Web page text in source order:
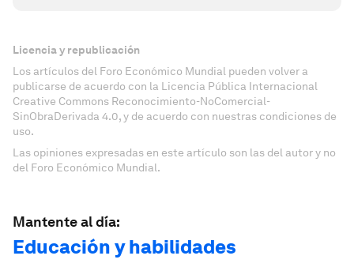
Licencia y republicación
Los artículos del Foro Económico Mundial pueden volver a
publicarse de acuerdo con la Licencia Pública Internacional
Creative Commons Reconocimiento-NoComercial-
SinObraDerivada 4.0, y de acuerdo con nuestras condiciones de
uso.
Las opiniones expresadas en este artículo son las del autor y no
del Foro Económico Mundial.
Mantente al día:
Educación y habilidades